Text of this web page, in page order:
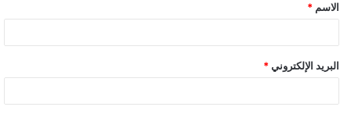
*
الاسم *
البريد الإلكتروني *